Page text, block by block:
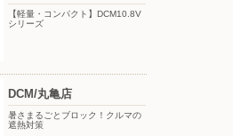
お買い物がビックチャ
ンスに！夏のわく…
【軽量・コンパクト】DCM10.8V
シリーズ
DCM/丸亀店
暑さまるごとブロック！クルマの
遮熱対策